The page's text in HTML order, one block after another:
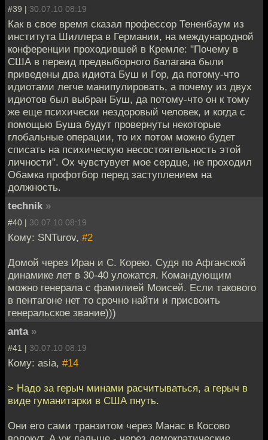
#39 | 30.07.10 08:19
Как в свое время сказал профессор Тененбаум из
института Шиллера в Германии, на международной
конференции проходившей в Кремле: "Почему в
США в переид предвыборного балагана были
приведены два идиота Буш и Гор, да потому-что
идиотами легче манипулировать, а почему из двух
идиотов был выбран Буш, да потому-что он к тому
же еще психически нездоровый человек, и когда с
помощью Буша будут провернуты некоторые
глобальные операции, то их потом можно будет
списать на психическую несостоятельность этой
личности". Ох чувстувует мое сердце, не проходил
Обамка профотбор перед заступлением на
должность.
technik »
#40 | 30.07.10 08:19
Кому: SNTurov, #2
Домой через Иран и С. Корею. Судя по Афганской
динамике лет в 30-40 уложатся. Командующим
можно генерала с фамилией Моисей. Если такового
в пентагоне нет то срочно найти и присвоить
генеральское звание)))
anta »
#41 | 30.07.10 08:19
Кому: asia, #14
> Надо за герыч минами расчитываться, а герыч в
виде гуманитарки в США пнуть.
Они его сами транзитом через Манас в Косово